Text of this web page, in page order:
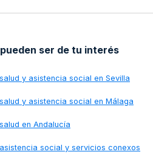
ser de tu interés
y asistencia social en Sevilla
y asistencia social en Málaga
en Andalucía
social y servicios conexos